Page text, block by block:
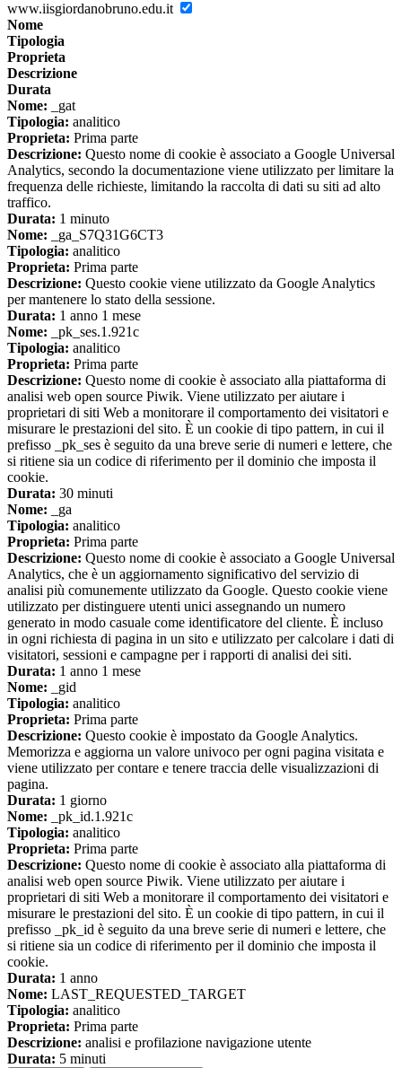
www.iisgiordanobruno.edu.it
Nome
Tipologia
Proprieta
Descrizione
Durata
Nome: _gat
Tipologia: analitico
Proprieta: Prima parte
Descrizione: Questo nome di cookie è associato a Google Universal
Analytics, secondo la documentazione viene utilizzato per limitare la
frequenza delle richieste, limitando la raccolta di dati su siti ad alto
traffico.
Durata: 1 minuto
Nome: _ga_S7Q31G6CT3
Tipologia: analitico
Proprieta: Prima parte
Descrizione: Questo cookie viene utilizzato da Google Analytics
per mantenere lo stato della sessione.
Durata: 1 anno 1 mese
Nome: _pk_ses.1.921c
Tipologia: analitico
Proprieta: Prima parte
Descrizione: Questo nome di cookie è associato alla piattaforma di
analisi web open source Piwik. Viene utilizzato per aiutare i
proprietari di siti Web a monitorare il comportamento dei visitatori e
misurare le prestazioni del sito. È un cookie di tipo pattern, in cui il
prefisso _pk_ses è seguito da una breve serie di numeri e lettere, che
si ritiene sia un codice di riferimento per il dominio che imposta il
cookie.
Durata: 30 minuti
Nome: _ga
Tipologia: analitico
Proprieta: Prima parte
Descrizione: Questo nome di cookie è associato a Google Universal
Analytics, che è un aggiornamento significativo del servizio di
analisi più comunemente utilizzato da Google. Questo cookie viene
utilizzato per distinguere utenti unici assegnando un numero
generato in modo casuale come identificatore del cliente. È incluso
in ogni richiesta di pagina in un sito e utilizzato per calcolare i dati di
visitatori, sessioni e campagne per i rapporti di analisi dei siti.
Durata: 1 anno 1 mese
Nome: _gid
Tipologia: analitico
Proprieta: Prima parte
Descrizione: Questo cookie è impostato da Google Analytics.
Memorizza e aggiorna un valore univoco per ogni pagina visitata e
viene utilizzato per contare e tenere traccia delle visualizzazioni di
pagina.
Durata: 1 giorno
Nome: _pk_id.1.921c
Tipologia: analitico
Proprieta: Prima parte
Descrizione: Questo nome di cookie è associato alla piattaforma di
analisi web open source Piwik. Viene utilizzato per aiutare i
proprietari di siti Web a monitorare il comportamento dei visitatori e
misurare le prestazioni del sito. È un cookie di tipo pattern, in cui il
prefisso _pk_id è seguito da una breve serie di numeri e lettere, che
si ritiene sia un codice di riferimento per il dominio che imposta il
cookie.
Durata: 1 anno
Nome: LAST_REQUESTED_TARGET
Tipologia: analitico
Proprieta: Prima parte
Descrizione: analisi e profilazione navigazione utente
Durata: 5 minuti